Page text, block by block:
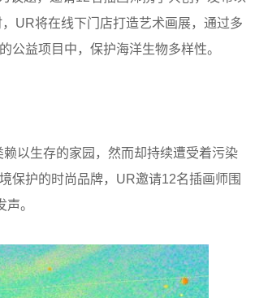
UR将在线下门店打造艺术画展，通过多
公益项目中，保护海洋生物多样性。
以生存的家园，然而却持续遭受着污染
保护的时尚品牌，UR邀请12名插画师围
。